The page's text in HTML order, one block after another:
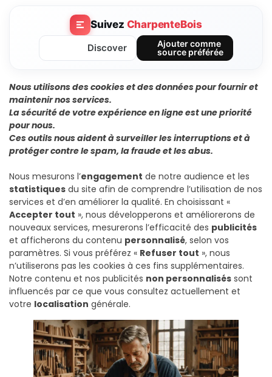
Suivez CharpenteBois
Discover
Ajouter comme
source préférée
Nous utilisons des cookies et des données pour fournir et
maintenir nos services.
La sécurité de votre expérience en ligne est une priorité
pour nous.
Ces outils nous aident à surveiller les interruptions et à
protéger contre le spam, la fraude et les abus.
Nous mesurons l’engagement de notre audience et les
statistiques du site afin de comprendre l’utilisation de nos
services et d’en améliorer la qualité. En choisissant «
Accepter tout », nous développerons et améliorerons de
nouveaux services, mesurerons l’efficacité des publicités
et afficherons du contenu personnalisé, selon vos
paramètres. Si vous préférez « Refuser tout », nous
n’utiliserons pas les cookies à ces fins supplémentaires.
Notre contenu et nos publicités non personnalisés sont
influencés par ce que vous consultez actuellement et
votre localisation générale.